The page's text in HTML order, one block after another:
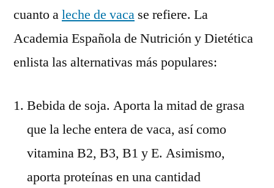
cuanto aleche de vaca se refiere. La
Academia Española de Nutrición y Dietética
enlista las alternativas más populares:
Bebida de soja. Aporta la mitad de grasa
que la leche entera de vaca, así como
vitamina B2, B3, B1 y E. Asimismo,
aporta proteínas en una cantidad